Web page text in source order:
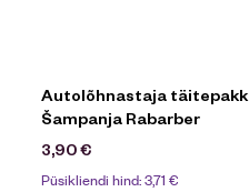
Autolõhnastaja täitepakk
Šampanja Rabarber
3,90€
Püsikliendi hind:3,71 €